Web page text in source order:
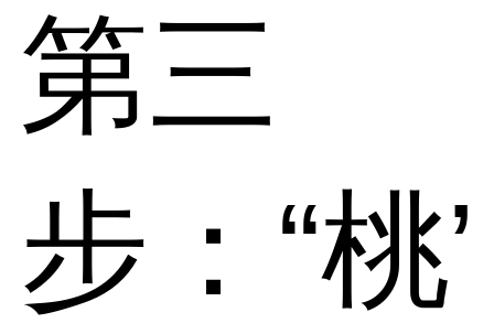
第三
步：“桃